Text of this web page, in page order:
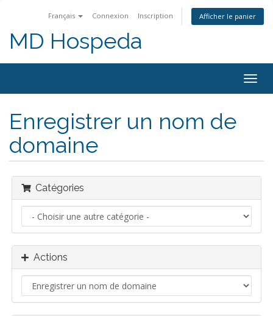
Français Connexion Inscription Afficher le panier
MD Hospeda
la
Enregistrer un nom de
domaine
Catégories
Actions